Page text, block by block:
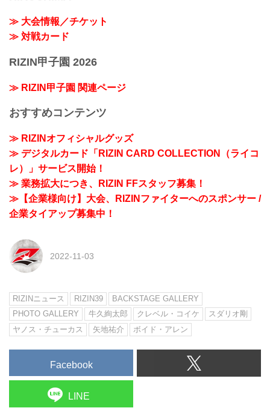
≫ 大会情報／チケット
≫ 対戦カード
RIZIN甲子園 2026
≫ RIZIN甲子園 関連ページ
おすすめコンテンツ
≫ RIZINオフィシャルグッズ
≫ デジタルカード「RIZIN CARD COLLECTION（ライコ
レ）」サービス開始！
≫ 業務拡大につき、RIZIN FFスタッフ募集！
≫【企業様向け】大会、RIZINファイターへのスポンサー /
企業タイアップ募集中！
2022-11-03
RIZINニュース RIZIN39
BACKSTAGE GALLERY
PHOTO GALLERY
牛久絢太郎 クレベル・コイケ
スダリオ剛
ヤノス・チューカス
矢地祐介 ボイド・アレン
Facebook
LINE